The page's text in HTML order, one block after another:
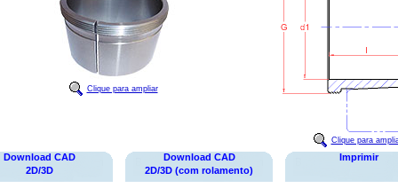
Clique para ampliar
Clique para
Download CAD
2D/3D
Download CAD
2D/3D (com rolamento)
Imprimir